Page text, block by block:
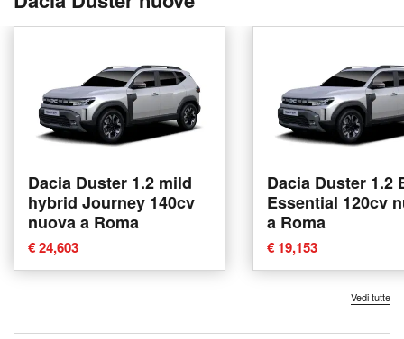
Dacia Duster 1.2 mild
hybrid Journey 140cv
nuova a Roma
€ 24,603
Dacia Duster 1.2
Essential 120cv
a Roma
€ 19,153
Vedi tutte